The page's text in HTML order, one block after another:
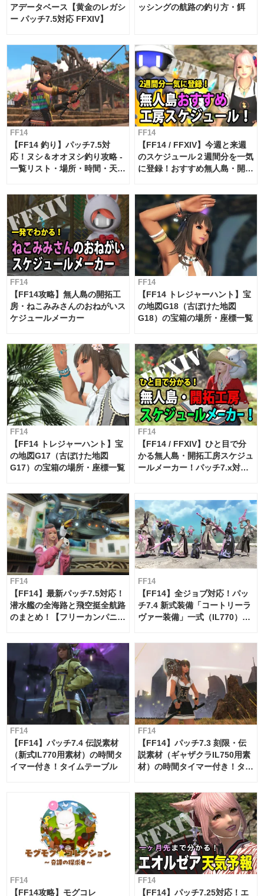
アデータベース【黄金のレガシ
ー パッチ7.5対応 FFXIV】
ッシングの航路の釣り方・餌
FF14
【FF14 釣り】パッチ7.5対
応！ヌシ＆オオヌシ釣り攻略 -
一覧リスト・場所・時間・天
FF14
【FF14 / FFXIV】今週と来週
のスケジュール２週間分を一気
に登録！おすすめ無人島・開拓
対応 / 毎週更新中】
FF14
【FF14攻略】無人島の開拓工
房・ねこみみさんのおねがいス
ケジュールメーカー
FF14
【FF14 トレジャーハント】宝
の地図G18（古ぼけた地図
G18）の宝箱の場所・座標一覧
FF14
【FF14 トレジャーハント】宝
の地図G17（古ぼけた地図
G17）の宝箱の場所・座標一覧
FF14
【FF14 / FFXIV】ひと目で分
かる無人島・開拓工房スケジュ
ールメーカー！パッチ7.x対応
FF14
【FF14】最新パッチ7.5対応！
潜水艦の全海路と飛空挺全航路
のまとめ！【フリーカンパニ
FF14
【FF14】全ジョブ対応！パッ
チ7.4 新式装備「コートリーラ
ヴァー装備」一式（IL770）の
FF14
【FF14】パッチ7.4 伝説素材
（新式IL770用素材）の時間タ
イマー付き！タイムテーブル
FF14
【FF14】パッチ7.3 刻限・伝
説素材（ギャザクラIL750用素
材）の時間タイマー付き！タイ
FF14
【FF14攻略】モグコレ
FF14
【FF14】パッチ7.25対応！エ